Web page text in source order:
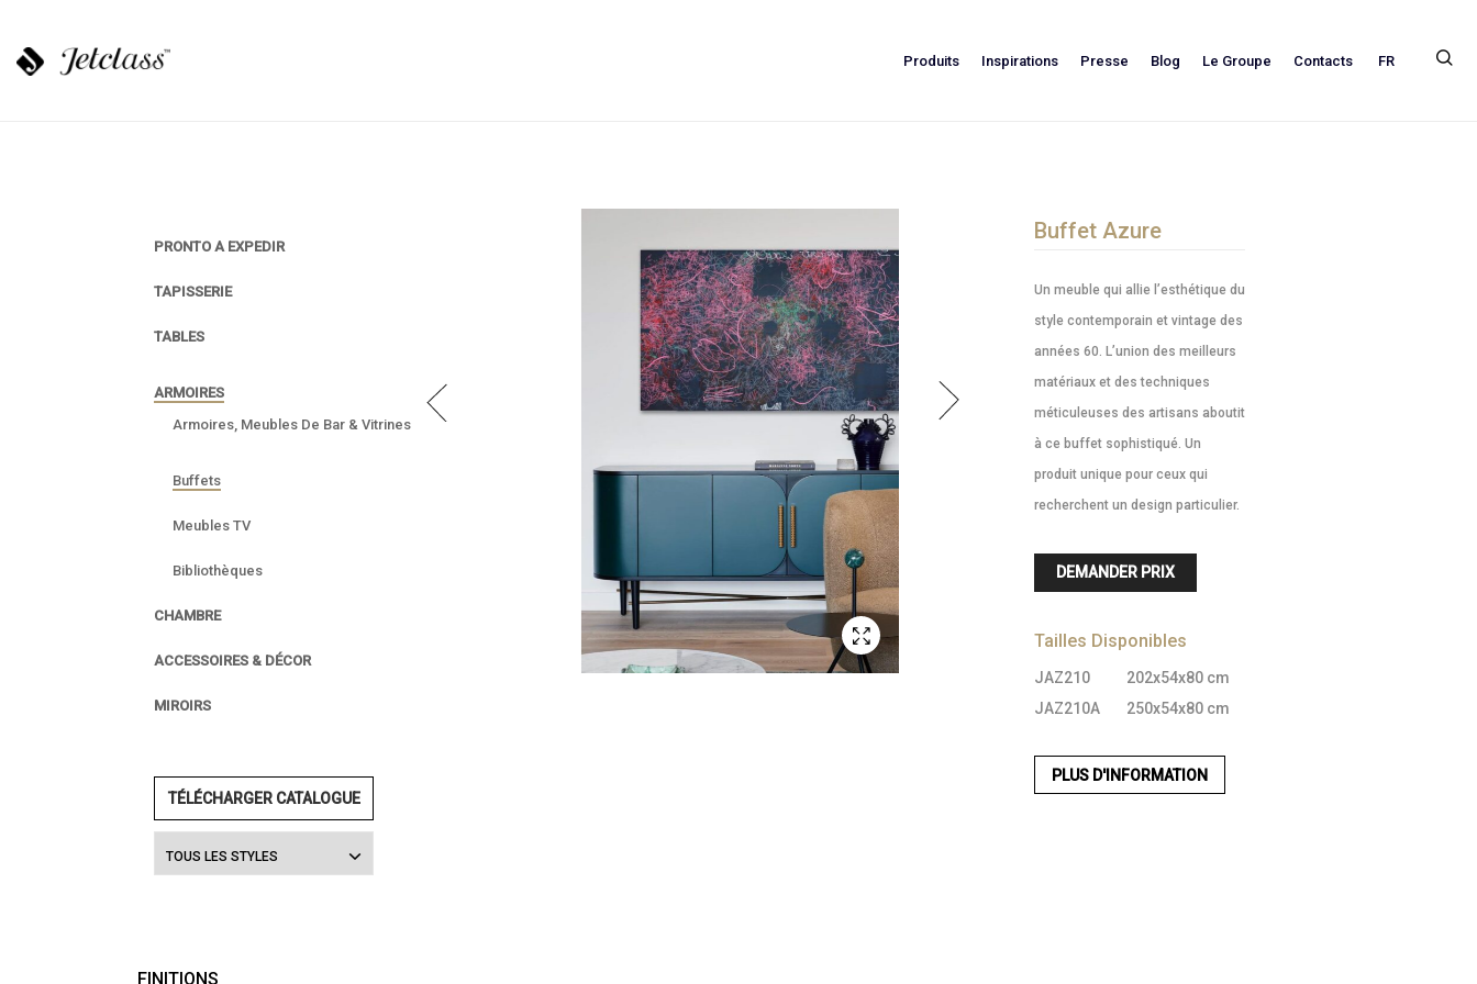
Produits Inspirations Presse Blog Le Groupe Contacts FR
Buffet Azure
Un meuble qui allie l’esthétique du
style contemporain et vintage des
années 60. L’union des meilleurs
matériaux et des techniques
méticuleuses des artisans aboutit
à ce buffet sophistiqué. Un
produit unique pour ceux qui
recherchent un design particulier.
DEMANDER PRIX
Tailles Disponibles
JAZ210
202x54x80 cm
JAZ210A
250x54x80 cm
PLUS D'INFORMATION
PRONTO A EXPEDIR
TAPISSERIE
TABLES
ARMOIRES
Armoires, Meubles De Bar & Vitrines
Buffets
Meubles TV
Bibliothèques
CHAMBRE
ACCESSOIRES & DÉCOR
MIROIRS
TÉLÉCHARGER CATALOGUE
TOUS LES STYLES
FINITIONS